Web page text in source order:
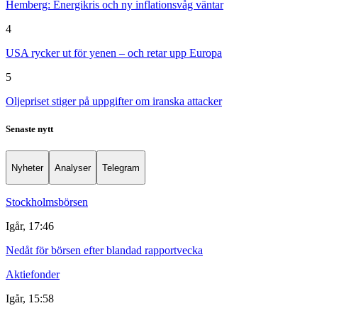
Hemberg: Energikris och ny inflationsvåg väntar
4
USA rycker ut för yenen – och retar upp Europa
5
Oljepriset stiger på uppgifter om iranska attacker
Senaste nytt
Nyheter Analyser Telegram
Stockholmsbörsen
Igår, 17:46
Nedåt för börsen efter blandad rapportvecka
Aktiefonder
Igår, 15:58